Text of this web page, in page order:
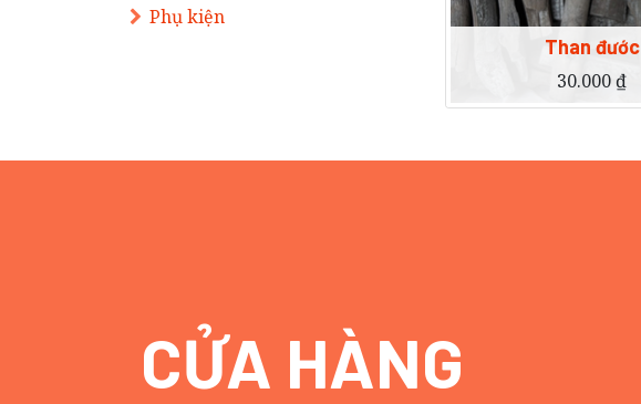
Phụ kiện
Than đước
30.000₫
CỬA HÀNG